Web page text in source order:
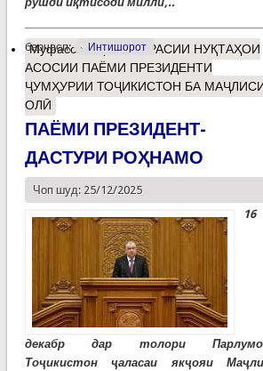
барчасп: Интишорот
Муфассалтаро БАРРАСИИ НУҚТАҲОИ
АСОСИИ ПАЁМИ ПРЕЗИДЕНТИ
ҶУМҲУРИИ ТОҶИКИСТОН БА
ОЛӢ
ПАЁМИ ПРЕЗИДЕНТ-
ДАСТУРИ РОҲНАМО
Чоп шуд: 25/12/2025
16
декабр дар толори
Тоҷикистон ҷаласаи якҷояи